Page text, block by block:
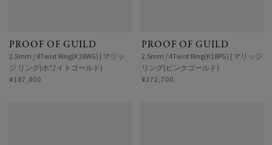
PROOF OF GUILD
2.5mm / 4Twist Ring(K18WG) | マリッ
ジ リング(ホワイトゴールド)
¥187,000
PROOF OF GUILD
2.5mm / 4Twist Ring(K18PG) | マリッジ
リング(ピンクゴールド)
¥172,700